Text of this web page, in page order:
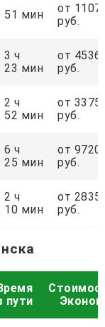
51 мин
от 1107
руб.
3 ч
23 мин
от 4536
руб.
2 ч
52 мин
от 3375
руб.
6 ч
25 мин
от 9720
руб.
2 ч
10 мин
от 2835
руб.
пути
Эконом